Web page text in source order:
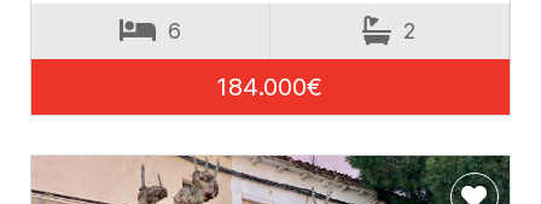
6 2
184.000€